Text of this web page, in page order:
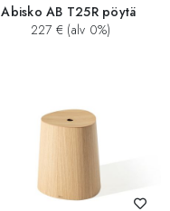
Abisko AB T25R pöytä
227 € (alv 0%)